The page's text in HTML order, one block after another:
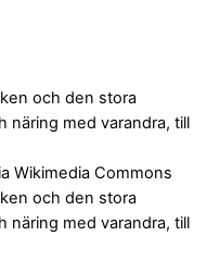
och den stora
näring med varandra, till
Wikimedia Commons
och den stora
näring med varandra, till